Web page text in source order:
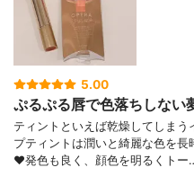
5.00
ぷるぷる唇で色落ちしない
ティントといえば乾燥してしま
プティントは潤いと綺麗な色を
❤️発色も良く、顔色を明るくトー